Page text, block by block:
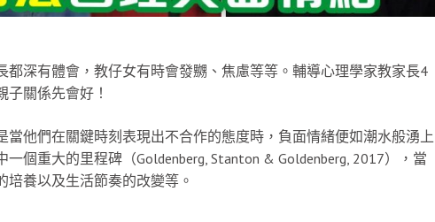
都深有體會，教仔女有時會發嬲、焦慮等等。輔導心理學家教家長4
關係先會好！
他們在關鍵時刻表現出不合作的態度時，負面情緒便如潮水般湧上
個重大的里程碑（Goldenberg, Stanton & Goldenberg, 2017），當
養以及生活節奏的改變等。